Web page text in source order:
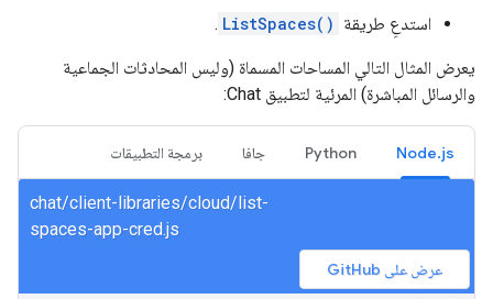
استدعِ طريقة ListSpaces()
.
يعرض المثال التالي المساحات المسماة (وليس المحادثات الجماعية
والرسائل المباشرة) المرئية لتطبيق Chat:
Node.js
Python جافا برمجة التطبيقات
chat/client-libraries/cloud/list-
spaces-app-cred.js
عرض على GitHub